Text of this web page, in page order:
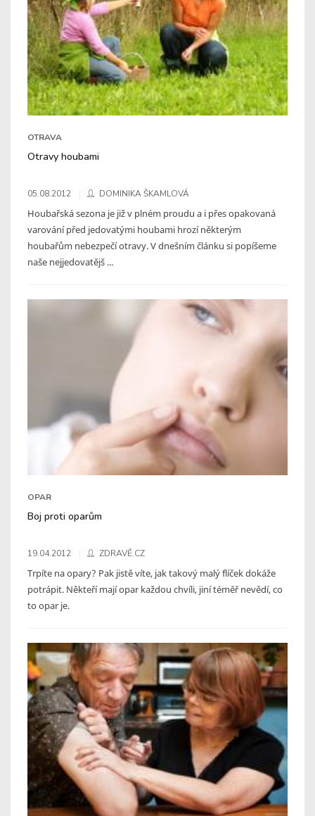
OTRAVA
Otravy houbami
05.08.2012 DOMINIKA ŠKAMLOVÁ
Houbařská sezona je již v plném proudu a i přes opakovaná
varování před jedovatými houbami hrozí některým
houbařům nebezpečí otravy. V dnešním článku si popíšeme
naše nejjedovatějš ...
OPAR
Boj proti oparům
19.04.2012 ZDRAVĚ.CZ
Trpíte na opary? Pak jistě víte, jak takový malý flíček dokáže
potrápit. Někteří mají opar každou chvíli, jiní téměř nevědí, co
to opar je.